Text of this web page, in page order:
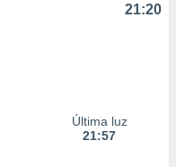
21:20
Última luz
21:57